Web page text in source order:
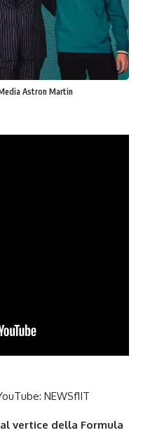
Astron Martin
NEWSf1IT
vertice della Formula